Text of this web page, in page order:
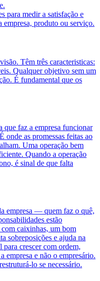
para medir a satisfação e
empresa, produto ou serviço.
Têm três caracteristicas:
Qualquer objetivo sem um
É fundamental que os
que faz a empresa funcionar
onde as promessas feitas ao
Uma operação bem
Quando a operação
é sinal de que falta
empresa — quem faz o quê,
estão
caixinhas, um bom
sobreposições e ajuda na
para crescer com ordem,
empresa e não o empresário.
lo se necessário.